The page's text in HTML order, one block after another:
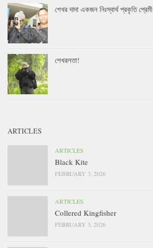
শেখর দাদা একজন নিঃস্বার্থ প্রকৃতি প্রেমী
শেখরলতা!
ARTICLES
ARTICLES
Black Kite
FEBRUARY 3, 2026
ARTICLES
Collered Kingfisher
FEBRUARY 3, 2026